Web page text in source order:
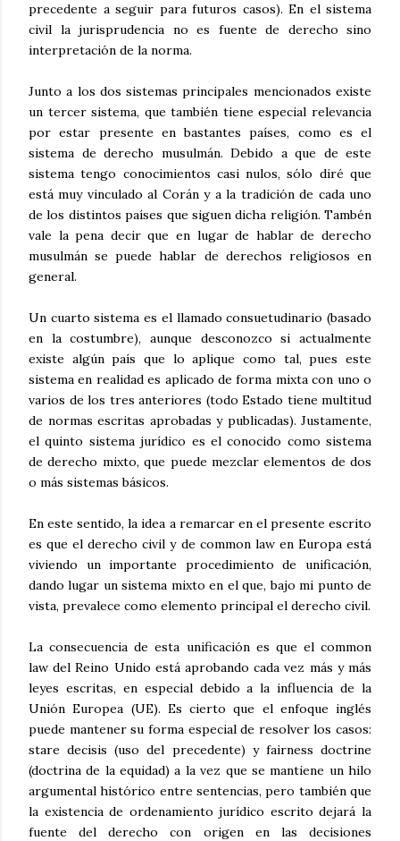
precedente a seguir para futuros casos). En el sistema
civil la jurisprudencia no es fuente de derecho sino
interpretación de la norma.
Junto a los dos sistemas principales mencionados existe
un tercer sistema, que también tiene especial relevancia
por estar presente en bastantes países, como es el
sistema de derecho musulmán. Debido a que de este
sistema tengo conocimientos casi nulos, sólo diré que
está muy vinculado al Corán y a la tradición de cada uno
de los distintos países que siguen dicha religión. Tambén
vale la pena decir que en lugar de hablar de derecho
musulmán se puede hablar de derechos religiosos en
general.
Un cuarto sistema es el llamado consuetudinario (basado
en la costumbre), aunque desconozco si actualmente
existe algún país que lo aplique como tal, pues este
sistema en realidad es aplicado de forma mixta con uno o
varios de los tres anteriores (todo Estado tiene multitud
de normas escritas aprobadas y publicadas). Justamente,
el quinto sistema jurídico es el conocido como sistema
de derecho mixto, que puede mezclar elementos de dos
o más sistemas básicos.
En este sentido, la idea a remarcar en el presente escrito
es que el derecho civil y de common law en Europa está
viviendo un importante procedimiento de unificación,
dando lugar un sistema mixto en el que, bajo mi punto de
vista, prevalece como elemento principal el derecho civil.
La consecuencia de esta unificación es que el common
law del Reino Unido está aprobando cada vez más y más
leyes escritas, en especial debido a la influencia de la
Unión Europea (UE). Es cierto que el enfoque inglés
puede mantener su forma especial de resolver los casos:
stare decisis (uso del precedente) y fairness doctrine
(doctrina de la equidad) a la vez que se mantiene un hilo
argumental histórico entre sentencias, pero también que
la existencia de ordenamiento jurídico escrito dejará la
fuente del derecho con origen en las decisiones